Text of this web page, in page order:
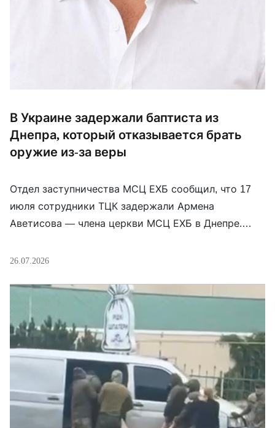
В Украине задержали баптиста из
Днепра, который отказывается брать
оружие из-за веры
Отдел заступничества МСЦ ЕХБ сообщил, что 17
июля сотрудники ТЦК задержали Армена
Аветисова — члена церкви МСЦ ЕХБ в Днепре.
данным сообщения, находится в воинской части
просьбой учесть его религиозные убеждения. Он
отказался от оружия и присяги, но подчёркивает,
что не […]
26.07.2026